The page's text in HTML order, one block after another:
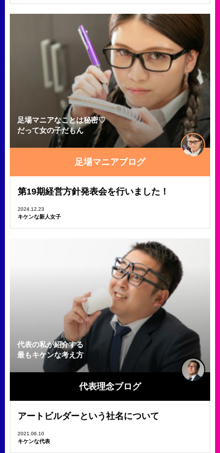
足場マニアなことは秘密♡
だって女の子だもん
足場マニアブログ
第19期経営方針発表会を行いました！
2024.12.23
キケンな新人女子
代表の私が紹介する
最もキケンな考え方
代表理念ブログ
アートビルダーという社名について
2021.06.10
キケンな代表